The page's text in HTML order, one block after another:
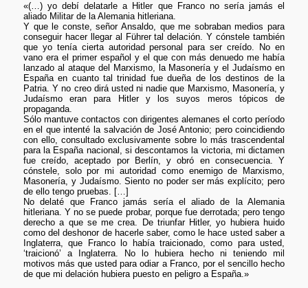
«(…) yo debí delatarle a Hitler que Franco no sería jamás el
aliado Militar de la Alemania hitleriana.
Y que le conste, señor Ansaldo, que me sobraban medios para
conseguir hacer llegar al Führer tal delación. Y cónstele también
que yo tenía cierta autoridad personal para ser creído. No en
vano era el primer español y el que con más denuedo me había
lanzado al ataque del Marxismo, la Masonería y el Judaísmo en
España en cuanto tal trinidad fue dueña de los destinos de la
Patria. Y no creo dirá usted ni nadie que Marxismo, Masonería, y
Judaísmo eran para Hitler y los suyos meros tópicos de
propaganda.
Sólo mantuve contactos con dirigentes alemanes el corto período
en el que intenté la salvación de José Antonio; pero coincidiendo
con ello, consultado exclusivamente sobre lo más trascendental
para la España nacional, si descontamos la victoria, mi dictamen
fue creído, aceptado por Berlín, y obró en consecuencia. Y
cónstele, solo por mi autoridad como enemigo de Marxismo,
Masonería, y Judaísmo. Siento no poder ser más explícito; pero
de ello tengo pruebas. […]
No delaté que Franco jamás sería el aliado de la Alemania
hitleriana. Y no se puede probar, porque fue derrotada; pero tengo
derecho a que se me crea. De triunfar Hitler, yo hubiera huido
como del deshonor de hacerle saber, como le hace usted saber a
Inglaterra, que Franco lo había traicionado, como para usted,
‘traicionó’ a Inglaterra. No lo hubiera hecho ni teniendo mil
motivos más que usted para odiar a Franco, por el sencillo hecho
de que mi delación hubiera puesto en peligro a España.»